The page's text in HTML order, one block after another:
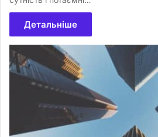
Детальніше